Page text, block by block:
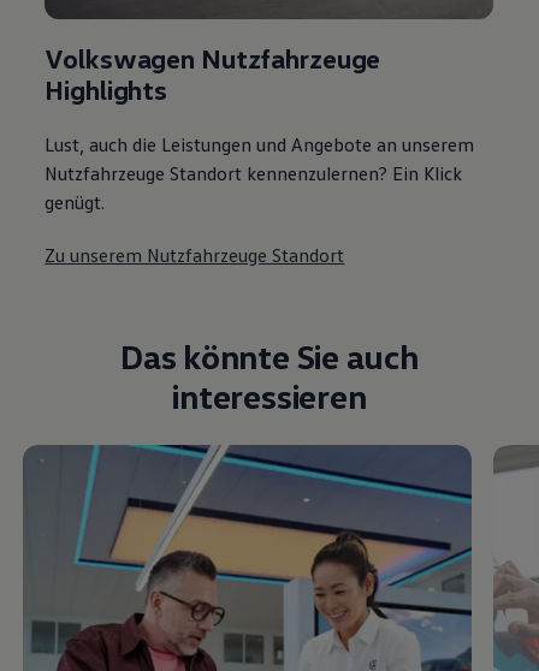
genügt.
Zu unserem Nutzfahrzeuge Standort
Das könnte Sie auch